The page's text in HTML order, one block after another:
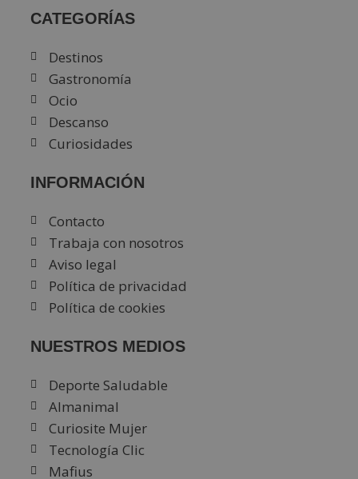
CATEGORÍAS
Destinos
Gastronomía
Ocio
Descanso
Curiosidades
INFORMACIÓN
Contacto
Trabaja con nosotros
Aviso legal
Política de privacidad
Política de cookies
NUESTROS MEDIOS
Deporte Saludable
Almanimal
Curiosite Mujer
Tecnología Clic
Mafius